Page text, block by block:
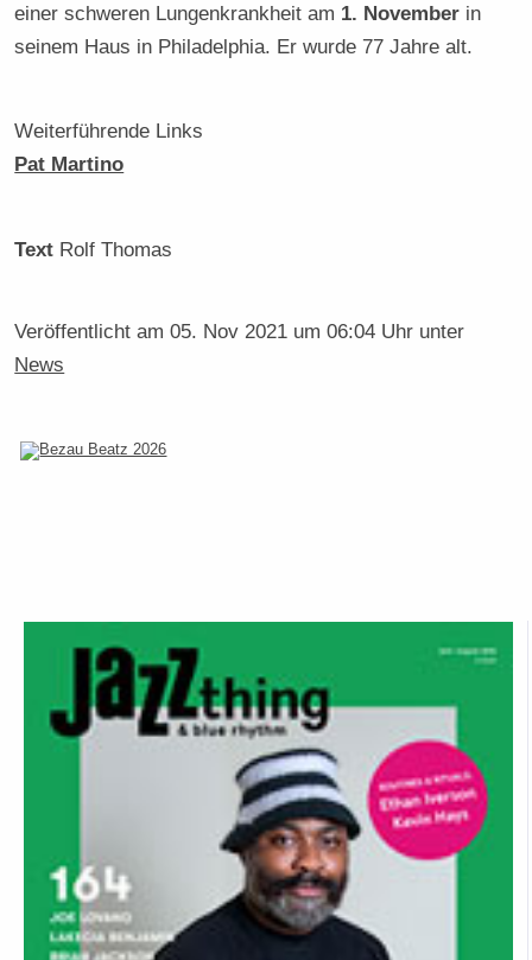
einer schweren Lungenkrankheit am 1. November in
seinem Haus in Philadelphia. Er wurde 77 Jahre alt.
Weiterführende Links
Pat Martino
Text Rolf Thomas
Veröffentlicht am05. Nov 2021 um 06:04 Uhr unter
News